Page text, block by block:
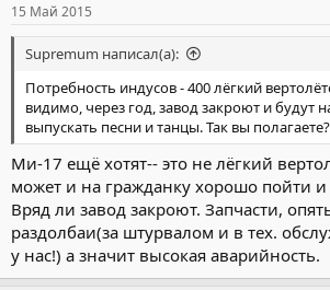
15 Май 2015
Supremum написал(а):
Потребность индусов - 400 лёгкий
видимо, через год, завод закроют и будут
выпускать песни и танцы. Так вы полагаете?
Ми-17 ещё хотят-- это не лёгкий
может и на гражданку хорошо пойти и
Вряд ли завод закроют. Запчасти,
раздолбаи(за штурвалом и в тех.
у нас!) а значит высокая аварийность.